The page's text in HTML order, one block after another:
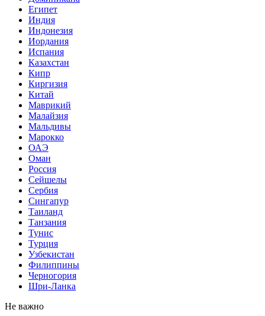
Египет
Индия
Индонезия
Иордания
Испания
Казахстан
Кипр
Киргизия
Китай
Маврикий
Малайзия
Мальдивы
Марокко
ОАЭ
Оман
Россия
Сейшелы
Сербия
Сингапур
Таиланд
Танзания
Тунис
Турция
Узбекистан
Филиппины
Черногория
Шри-Ланка
Не важно